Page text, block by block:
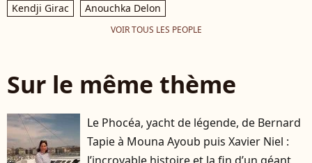
Kendji Girac
Anouchka Delon
VOIR TOUS LES PEOPLE
Sur le même thème
Le Phocéa, yacht de légende, de Bernard
Tapie à Mouna Ayoub puis Xavier Niel :